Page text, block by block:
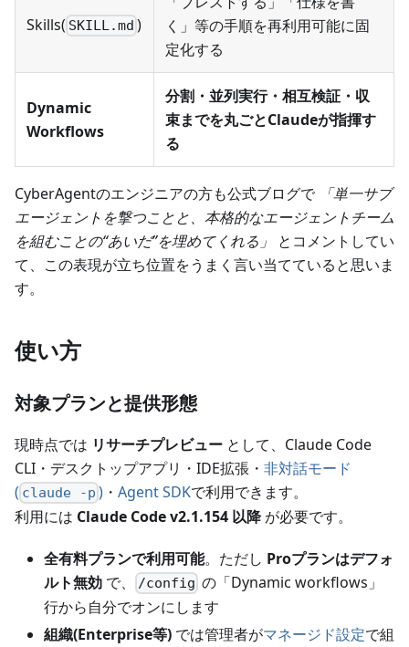
Skills( SKILL.md )
く」等の手順を再利用可能に固
定化する
Dynamic
Workflows
分割・並列実行・相互検証・収
束までを丸ごとClaudeが指揮す
る
CyberAgentのエンジニアの方も公式ブログで
「単一サブ
エージェントを撃つことと、本格的なエージェントチーム
を組むことの“あいだ”を埋めてくれる」
とコメントしてい
て、この表現が立ち位置をうまく言い当てていると思いま
す。
使い方
対象プランと提供形態
現時点では リサーチプレビュー として、Claude Code
CLI・デスクトップアプリ・IDE拡張・ 非対話モード
( claude -p ) ・Agent SDKで利用できます。
利用には Claude Code v2.1.154 以降 が必要です。
全有料プランで利用可能。ただし Proプランはデフォ
ルト無効 で、 /config の「Dynamic workflows」
行から自分でオンにします
組織(Enterprise等) では管理者がマネージド設定で組